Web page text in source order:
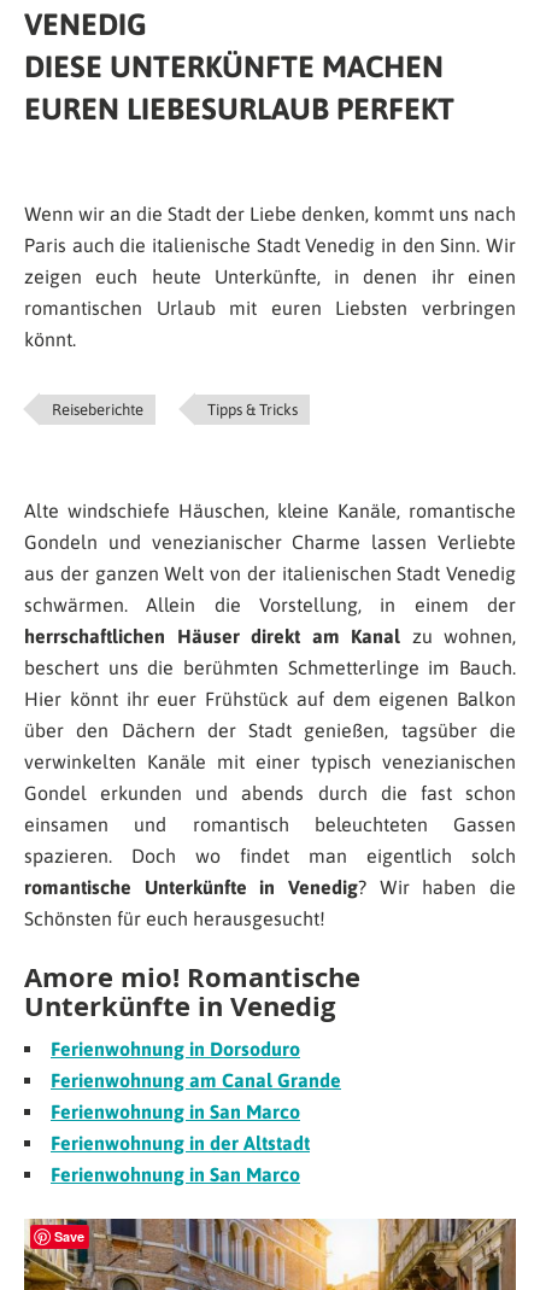
VENEDIG
DIESE UNTERKÜNFTE MACHEN
EUREN LIEBESURLAUB PERFEKT
Wenn wir an die Stadt der Liebe denken, kommt uns nach
Paris auch die italienische Stadt Venedig in den Sinn. Wir
zeigen euch heute Unterkünfte, in denen ihr einen
romantischen Urlaub mit euren Liebsten verbringen
könnt.
Reiseberichte Tipps & Tricks
Alte windschiefe Häuschen, kleine Kanäle, romantische
Gondeln und venezianischer Charme lassen Verliebte
aus der ganzen Welt von der italienischen Stadt Venedig
schwärmen. Allein die Vorstellung, in einem der
herrschaftlichen Häuser direkt am Kanal zu wohnen,
beschert uns die berühmten Schmetterlinge im Bauch.
Hier könnt ihr euer Frühstück auf dem eigenen Balkon
über den Dächern der Stadt genießen, tagsüber die
verwinkelten Kanäle mit einer typisch venezianischen
Gondel erkunden und abends durch die fast schon
einsamen und romantisch beleuchteten Gassen
spazieren. Doch wo findet man eigentlich solch
romantische Unterkünfte in Venedig? Wir haben die
Schönsten für euch herausgesucht!
Amore mio! Romantische
Unterkünfte in Venedig
Ferienwohnung in Dorsoduro
Ferienwohnung am Canal Grande
Ferienwohnung in San Marco
Ferienwohnung in der Altstadt
Ferienwohnung in San Marco
Save